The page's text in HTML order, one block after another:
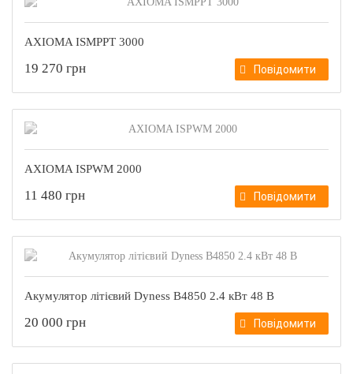
AXIOMA ІSMPPT 3000
19 270 грн Повідомити
AXIOMA ІSPWM 2000
11 480 грн Повідомити
Акумулятор літієвий Dyness B4850 2.4 кВт 48 В
20 000 грн Повідомити